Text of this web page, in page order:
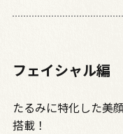
フェイシャル編
たるみに特化した美
搭載！